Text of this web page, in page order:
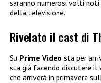
saranno numerosi volti
della televisione.
Rivelato il cast di
Su Prime Video sta per
sta già facendo discutere il
che arriverà in primavera